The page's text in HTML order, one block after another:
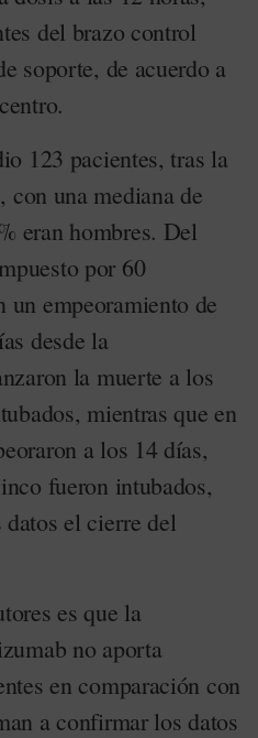
del brazo control
soporte, de acuerdo a
123 pacientes, tras la
con una mediana de
eran hombres. Del
por 60
un empeoramiento de
desde la
la muerte a los
mientras que en
a los 14 días,
fueron intubados,
datos el cierre del
es que la
no aporta
en comparación con
a confirmar los datos